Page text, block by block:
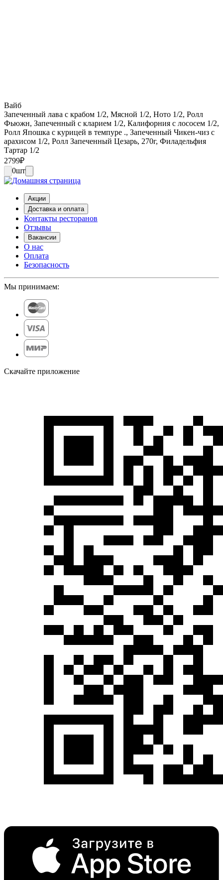
Вайб
Запеченный лава с крабом 1/2, Мясной 1/2, Ното 1/2, Ролл
Фьюжн, Запеченный с кларием 1/2, Калифорния с лососем 1/2,
Ролл Япошка с курицей в темпуре ., Запеченный Чикен-чиз с
арахисом 1/2, Ролл Запеченный Цезарь, 270г, Филадельфия
Тартар 1/2
2799₽
0шт
Акции
Доставка и оплата
Контакты ресторанов
Отзывы
Вакансии
О нас
Оплата
Безопасность
Мы принимаем:
Скачайте приложение